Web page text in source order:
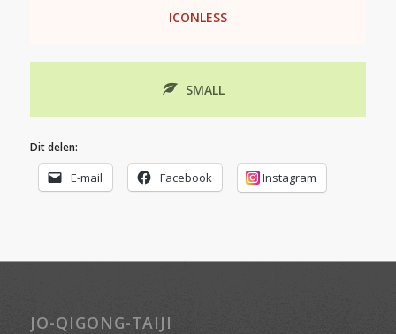
ICONLESS
SMALL
Dit delen:
E-mail Facebook Instagram
JO-QIGONG-TAIJI